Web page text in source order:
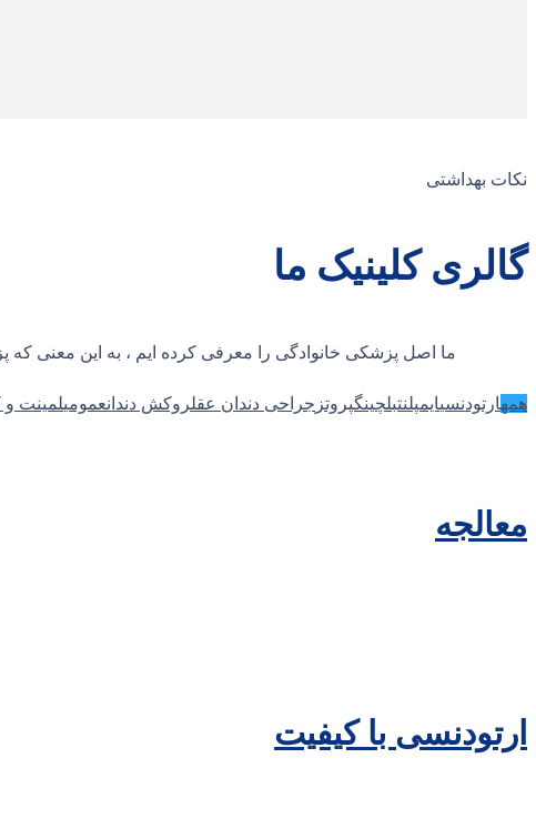
نکات بهداشتی
گالری کلینیک ما
ما اصل پزشکی خانوادگی را معرفی کرده ایم ، به این معنی
همهارتودنسیایمپلنتبلچینگپروتز جراحی دندان عقلروکش دندانعمومیلمینت و
معالجه
ارتودنسی با کیفیت